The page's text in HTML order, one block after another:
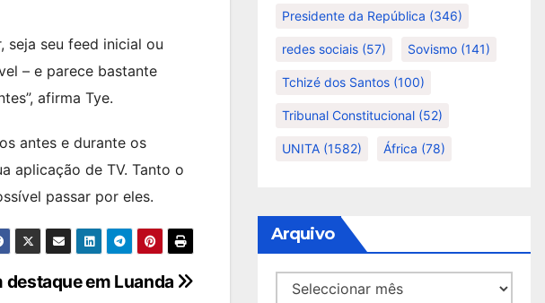
seja seu feed inicial ou
– e parece bastante
afirma Tye.
antes e durante os
aplicação de TV. Tanto o
passar por eles.
em Luanda
Presidente da República (346)
redes sociais (57) Sovismo (141)
Tchizé dos Santos (100)
Tribunal Constitucional (52)
UNITA (1582) África (78)
Arquivo
Arquivo